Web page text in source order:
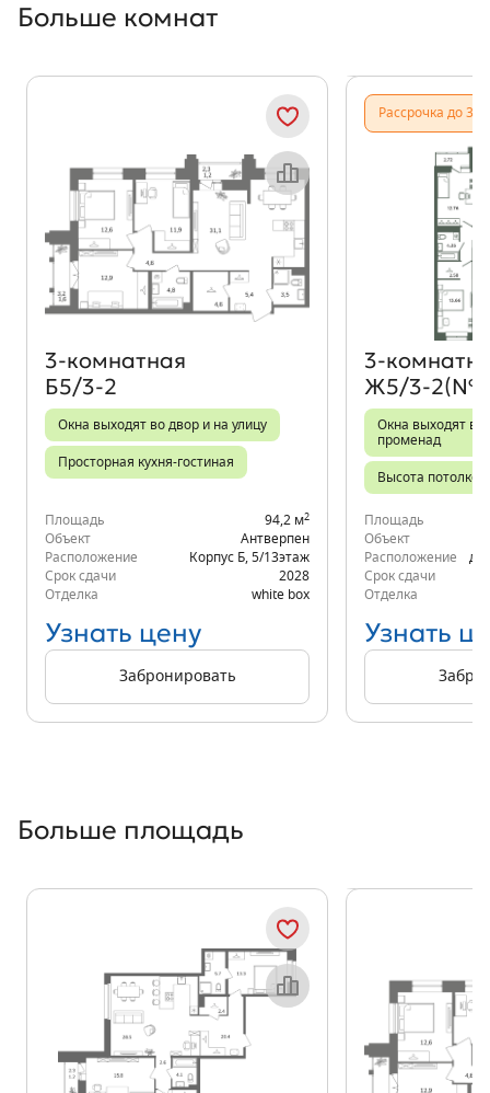
Больше комнат
Объект месяца
3‑комнатная
Б5/3-2
Окна выходят во двор и на улицу
Просторная кухня-гостиная
Площадь 94,2 м2
Объект
Антверпен
Расположение
Корпус Б 5/13этаж
Срок сдачи
2028
Отделка
white box
Узнать цену
Забронировать
Рассрочка до
Ж5/3-
Окна выходят во
променад
Высота
Площадь
Объект
Расположение
Срок сдачи
Отделка
Узнать
Больше площадь
Объект месяца